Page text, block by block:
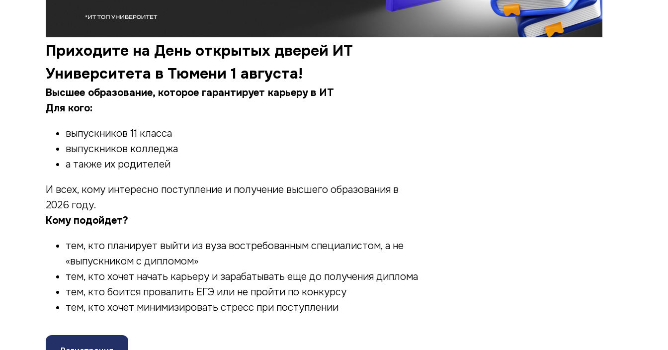
Приходите на День открытых дверей ИТ
Университета в Тюмени 1 августа!
Высшее образование, которое гарантирует карьеру в ИТ
Для кого:
выпускников 11 класса
выпускников колледжа
а также их родителей
И всех, кому интересно поступление и получение высшего образования в
2026 году.
Кому подойдет?
тем, кто планирует выйти из вуза востребованным специалистом, а не
«выпускником с дипломом»
тем, кто хочет начать карьеру и зарабатывать еще до получения диплома
тем, кто боится провалить ЕГЭ или не пройти по конкурсу
тем, кто хочет минимизировать стресс при поступлении